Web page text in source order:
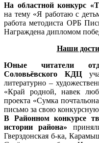
На областной конкурс
на тему «Я работаю с
работа методиста ОРБ
Награждена дипломом
Наши
Юные читатели
Соловьёвского КДЦ
литературно –
«Край родной, навек
проекта «Сумка
письмо за свою конкурсную
В Районном конкурсе
истории района»
Гверздонская б-ка,